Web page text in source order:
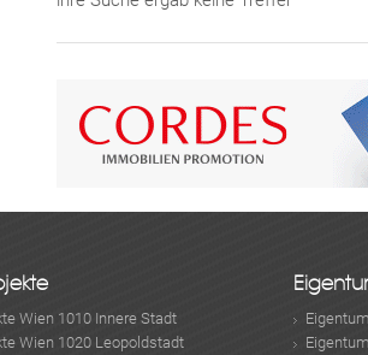
Wien 1010 Innere Stadt
Wien 1020 Leopoldstadt